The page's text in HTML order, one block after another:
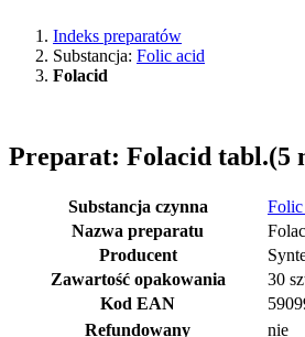
Indeks preparatów
Substancja: Folic acid
Folacid
Preparat: Folacid tabl.(5
Substancja czynna
Folic
Nazwa preparatu
Producent
Zawartość opakowania
30
Kod EAN
Refundowany
nie